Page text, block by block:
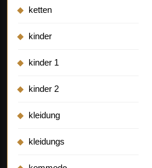
ketten
kinder
kinder 1
kinder 2
kleidung
kleidungs